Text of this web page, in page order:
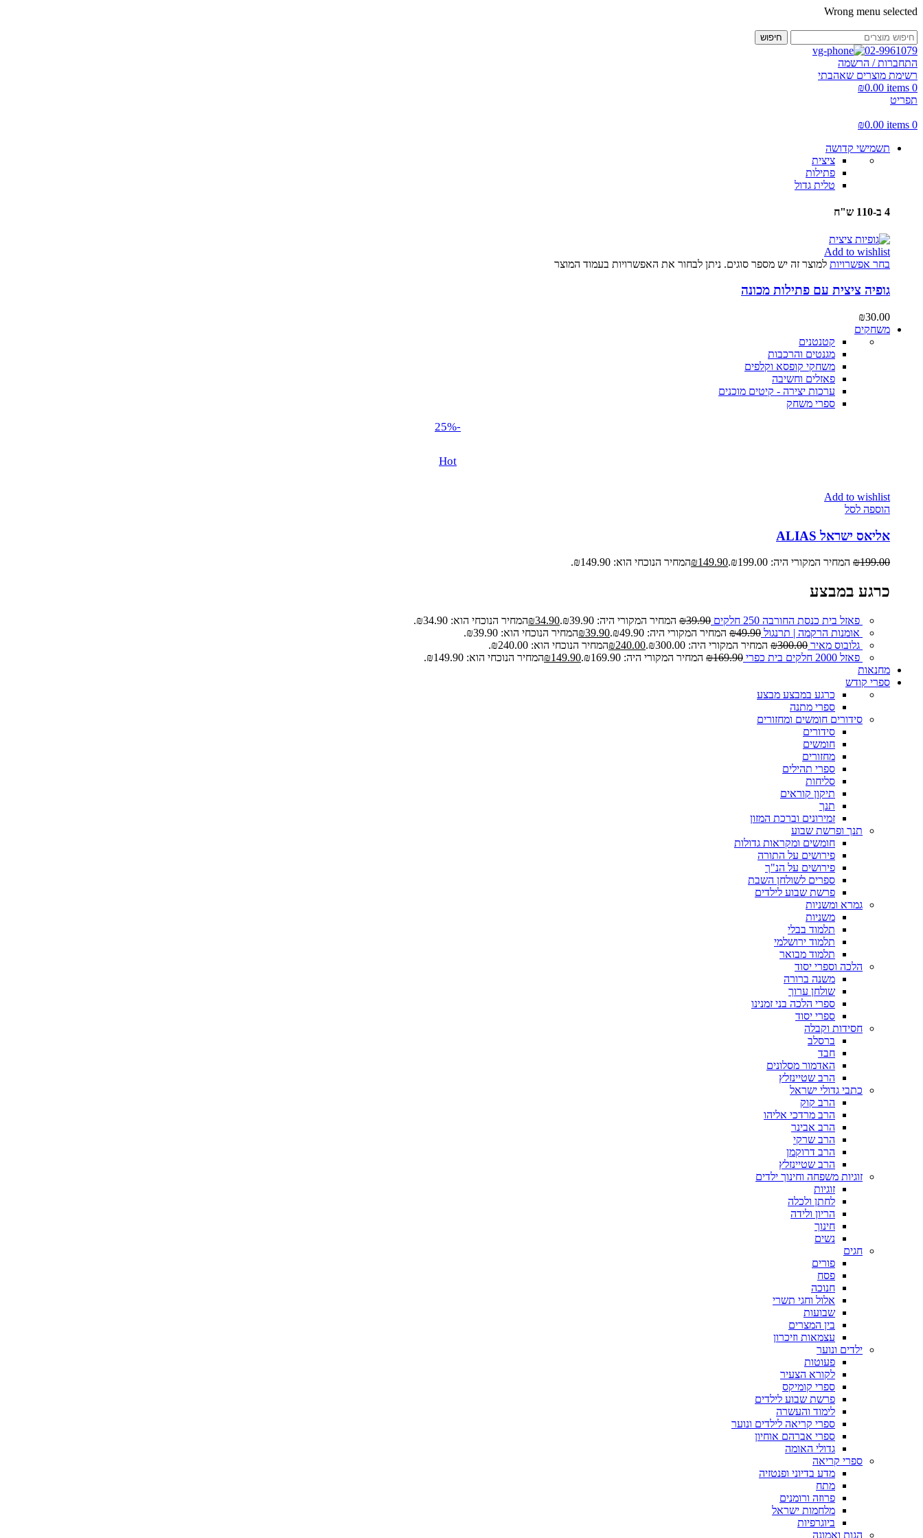
Wrong menu selected
חיפוש
02-9961079
התחברות / הרשמה
רשימת מוצרים שאהבתי
0
items
₪0.00
תפריט
0
items
₪0.00
תשמישי קדושה
ציצית
פתילות
טלית גדול
4 ב-110 ש"ח
Add to wishlist
בחר אפשרויות למוצר זה יש מספר סוגים. ניתן לבחור את האפשרויות בעמוד המוצר
גופיה ציצית עם פתילות מכונה
₪30.00
משחקים
קטנטנים
מגנטים והרכבות
משחקי קופסא וקלפים
פאזלים וחשיבה
ערכות יצירה - קיטים מוכנים
ספרי משחק
-25%
Hot
Add to wishlist
הוספה לסל
אליאס ישראל ALIAS
₪199.00 המחיר המקורי היה: ₪199.00. ₪149.90 המחיר הנוכחי הוא: ₪149.90.
כרגע במבצע
פאזל בית כנסת החורבה 250 חלקים ₪39.90 המחיר המקורי היה: ₪39.90. ₪34.90
המחיר הנוכחי הוא: ₪34.90.
אומנות הרקמה | תרנגול
₪49.90 המחיר המקורי היה: ₪49.90. ₪39.90
המחיר הנוכחי הוא: ₪39.90.
גלובוס מאיר
₪300.00 המחיר המקורי היה: ₪300.00. ₪240.00
המחיר הנוכחי הוא: ₪240.00.
פאזל 2000 חלקים בית כפרי
₪169.90 המחיר המקורי היה: ₪169.90. ₪149.90
המחיר הנוכחי הוא: ₪149.90.
מחנאות
ספרי קודש
כרגע במבצע מבצע
ספרי מתנה
סידורים חומשים ומחזורים
סידורים
חומשים
מחזורים
ספרי תהילים
סליחות
תיקון קוראים
תנך
זמירונים וברכת המזון
תנך ופרשת שבוע
חומשים ומקראות גדולות
פירושים על התורה
פירושים על הנ"ך
ספרים לשולחן השבת
פרשת שבוע לילדים
גמרא ומשניות
משניות
תלמוד בבלי
תלמוד ירושלמי
תלמוד מבואר
הלכה וספרי יסוד
משנה ברורה
שולחן ערוך
ספרי הלכה בני זמנינו
ספרי יסוד
חסידות וקבלה
ברסלב
חבד
האדמור מסלונים
הרב שטיינזלץ
כתבי גדולי ישראל
הרב קוק
הרב מרדכי אליהו
הרב אבינר
הרב שרקי
הרב דרוקמן
הרב שטיינזלץ
זוגיות משפחה וחינוך ילדים
זוגיות
לחתן ולכלה
הריון ולידה
חינוך
נשים
חגים
פורים
פסח
חנוכה
אלול וחגי תשרי
שבועות
בין המצרים
עצמאות וזיכרון
ילדים ונוער
פעוטות
לקורא הצעיר
ספרי קומיקס
פרשת שבוע לילדים
לימוד והעשרה
ספרי קריאה לילדים ונוער
ספרי אברהם אוחיון
גדולי האומה
ספרי קריאה
מדע בדיוני ופנטזיה
מתח
פרוזה ורומנים
מלחמות ישראל
ביוגרפיות
הגות ואמונה